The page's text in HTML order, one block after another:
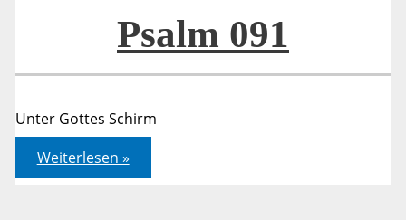
Psalm 091
Unter Gottes Schirm
Psalm
091
Weiterlesen »